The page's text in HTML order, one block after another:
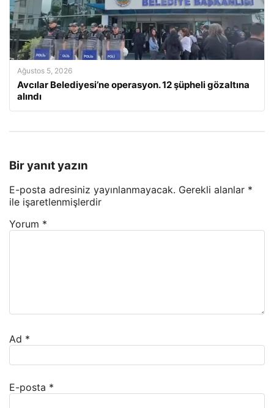
Ağustos 5, 2026
Avcılar Belediyesi’ne operasyon. 12 şüpheli gözaltına
alındı
Bir yanıt yazın
E-posta adresiniz yayınlanmayacak. Gerekli alanlar *
ile işaretlenmişlerdir
Yorum *
Ad *
E-posta *